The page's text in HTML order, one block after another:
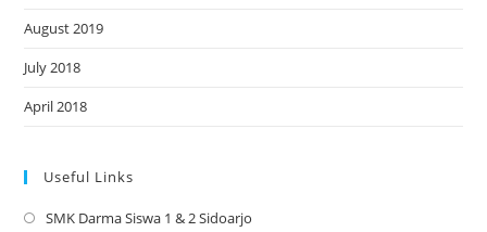
August 2019
July 2018
April 2018
Useful Links
SMK Darma Siswa 1 & 2 Sidoarjo